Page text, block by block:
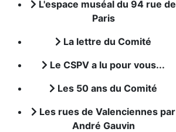
L'espace muséal du 94 rue de
Paris
La lettre du Comité
Le CSPV a lu pour vous...
Les 50 ans du Comité
Les rues de Valenciennes par
André Gauvin